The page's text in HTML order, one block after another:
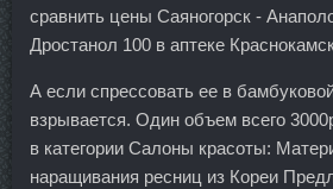
сравнить цены Саяногорск -
Дростанол 100 в аптеке
А если спрессовать ее в
взрывается. Один объем всего
в категории Салоны красоты:
наращивания ресниц из Кореи